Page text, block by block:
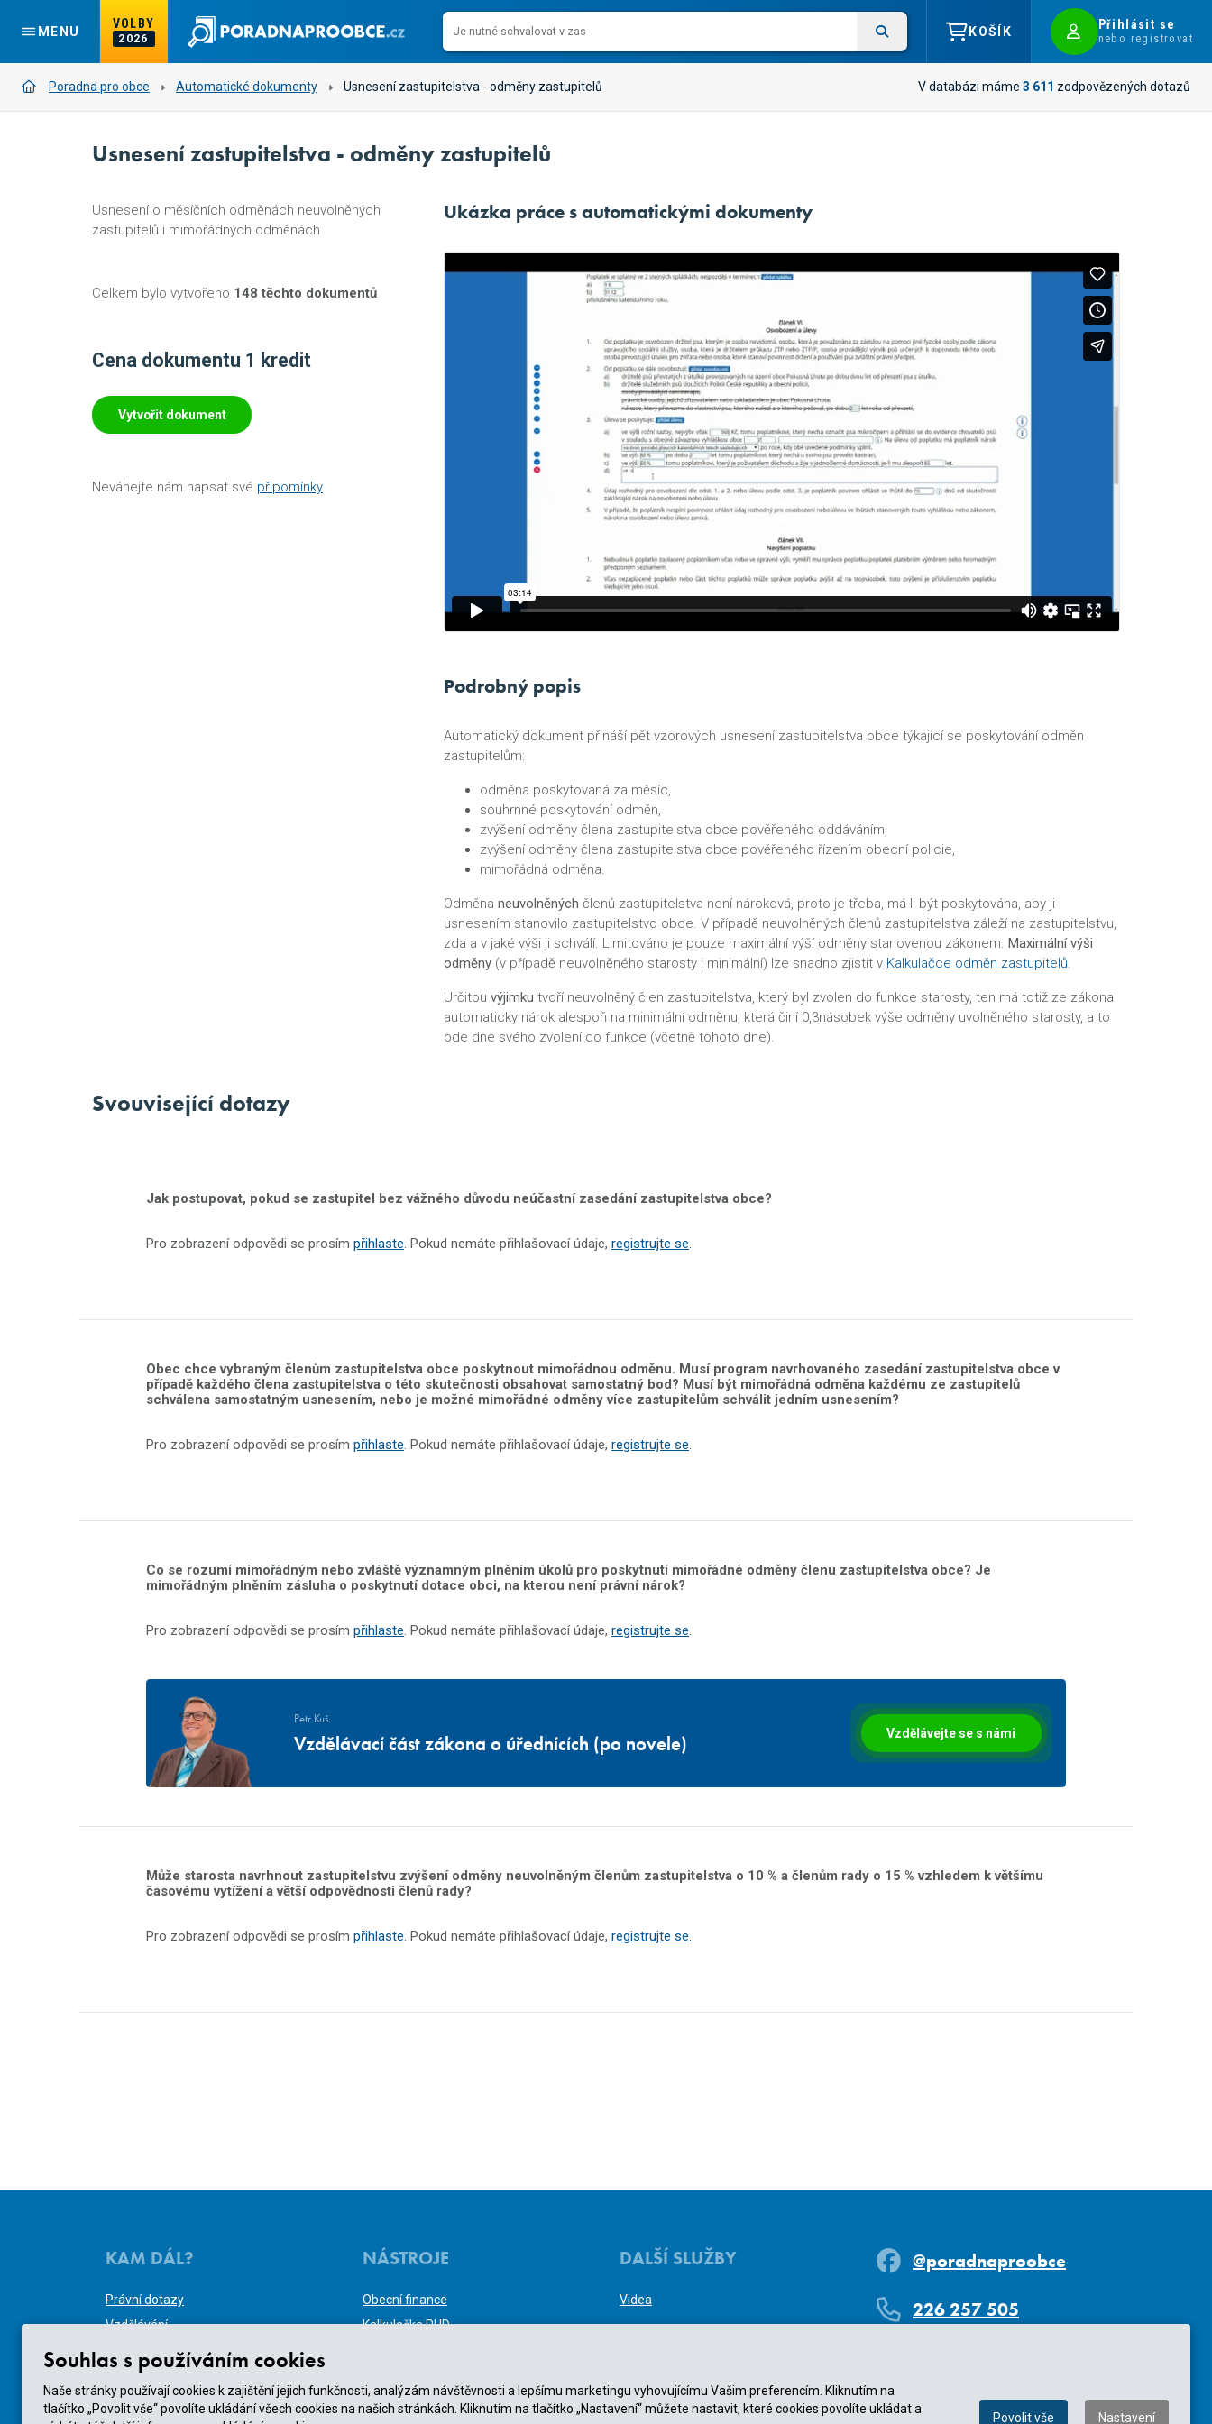
MENU
VOLBY
2026
KOŠÍK Přihlásit se
nebo registrovat
Poradna pro obce Automatické dokumenty Usnesení zastupitelstva - odměny zastupitelů V databázi máme 3 611 zodpovězených dotazů
Usnesení zastupitelstva - odměny zastupitelů
Usnesení o měsíčních odměnách neuvolněných
zastupitelů i mimořádných odměnách
Celkem bylo vytvořeno 148 těchto dokumentů
Cena dokumentu 1 kredit
Vytvořit dokument
Neváhejte nám napsat své připomínky
Ukázka práce s automatickými dokumenty
Podrobný popis
Automatický dokument přináší pět vzorových usnesení zastupitelstva obce týkající se poskytování odměn
zastupitelům:
odměna poskytovaná za měsíc,
souhrnné poskytování odměn,
zvýšení odměny člena zastupitelstva obce pověřeného oddáváním,
zvýšení odměny člena zastupitelstva obce pověřeného řízením obecní policie,
mimořádná odměna.
Odměna neuvolněných členů zastupitelstva není nároková, proto je třeba, má-li být poskytována, aby ji
usnesením stanovilo zastupitelstvo obce. V případě neuvolněných členů zastupitelstva záleží na zastupitelstvu,
zda a v jaké výši ji schválí. Limitováno je pouze maximální výší odměny stanovenou zákonem. Maximální výši
odměny (v případě neuvolněného starosty i minimální) lze snadno zjistit v Kalkulačce odměn zastupitelů.
Určitou výjimku tvoří neuvolněný člen zastupitelstva, který byl zvolen do funkce starosty, ten má totiž ze zákona
automaticky nárok alespoň na minimální odměnu, která činí 0,3násobek výše odměny uvolněného starosty, a to
ode dne svého zvolení do funkce (včetně tohoto dne).
Svouvisející dotazy
Jak postupovat, pokud se zastupitel bez vážného důvodu neúčastní zasedání zastupitelstva obce?
Pro zobrazení odpovědi se prosím přihlaste. Pokud nemáte přihlašovací údaje, registrujte se.
Obec chce vybraným členům zastupitelstva obce poskytnout mimořádnou odměnu. Musí program navrhovaného zasedání zastupitelstva obce v
případě každého člena zastupitelstva o této skutečnosti obsahovat samostatný bod? Musí být mimořádná odměna každému ze zastupitelů
schválena samostatným usnesením, nebo je možné mimořádné odměny více zastupitelům schválit jedním usnesením?
Pro zobrazení odpovědi se prosím přihlaste. Pokud nemáte přihlašovací údaje, registrujte se.
Co se rozumí mimořádným nebo zvláště významným plněním úkolů pro poskytnutí mimořádné odměny členu zastupitelstva obce? Je
mimořádným plněním zásluha o poskytnutí dotace obci, na kterou není právní nárok?
Pro zobrazení odpovědi se prosím přihlaste. Pokud nemáte přihlašovací údaje, registrujte se.
Petr Kuš
Vzdělávací část zákona o úřednících (po novele) Vzdělávejte se s námi
Může starosta navrhnout zastupitelstvu zvýšení odměny neuvolněným členům zastupitelstva o 10 % a členům rady o 15 % vzhledem k většímu
časovému vytížení a větší odpovědnosti členů rady?
Pro zobrazení odpovědi se prosím přihlaste . Pokud nemáte přihlašovací údaje, registrujte se
KAM DÁL?
Právní dotazy
Vzdělávání
Nové stavební právo
E-shop
O Poradně
NÁSTROJE
Obecní finance
Kalkulačka RUD
Výsledky voleb do zastupitelstev
DALŠÍ SLUŽBY
Videa
@poradnaproobce
226 257 505
Souhlas s používáním cookies
Naše stránky používají cookies k zajištění jejich funkčnosti, analýzám návštěvnosti a lepšímu marketingu vyhovujícímu Vašim preferencím. Kliknutím na
tlačítko „Povolit vše“ povolíte ukládání všech cookies na našich stránkách. Kliknutím na tlačítko „Nastavení“ můžete nastavit, které cookies povolíte ukládat a
Povolit vše Nastavení